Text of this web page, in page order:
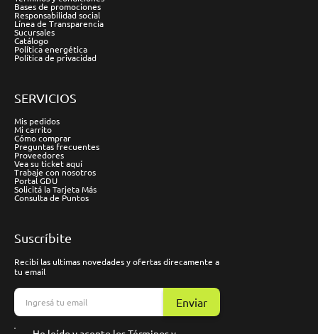
Bases de promociones
Responsabilidad social
Línea de Transparencia
Sucursales
Catálogo
Política energética
Política de privacidad
SERVICIOS
Mis pedidos
Mi carrito
Cómo comprar
Preguntas frecuentes
Proveedores
Vea su ticket aquí
Trabaje con nosotros
Portal GDU
Solicitá la Tarjeta Más
Consulta de Puntos
Suscríbite
Recibí las ultimas novedades y ofertas direcamente a
tu email
Enviar